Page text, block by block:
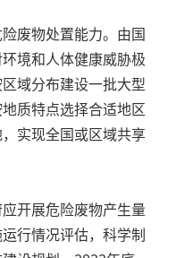
废物处置能力。由国
境和人体健康威胁极
域分布建设一批大型
质特点选择合适地区
实现全国或区域共享
开展危险废物产生量
行情况评估，科学制